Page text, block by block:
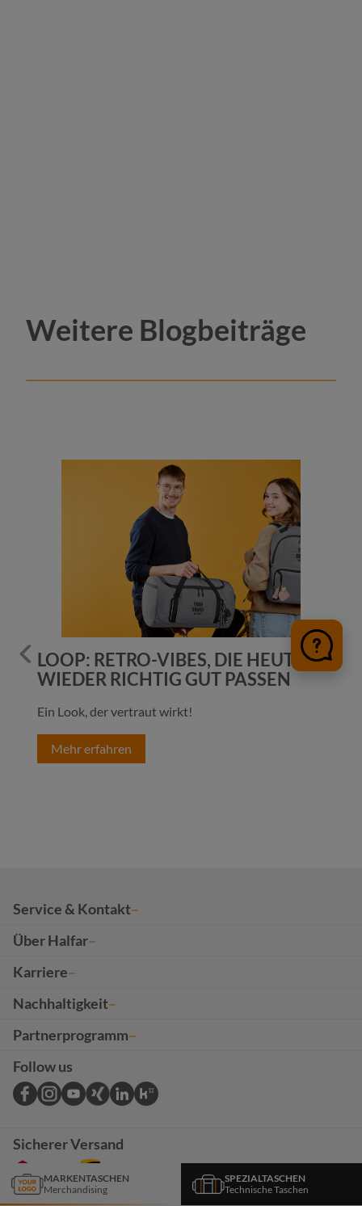
MARKENTASCHEN
Merchandising
SPEZIALTASCHEN
Technische Taschen
Weitere Blogbeiträge
LOOP: RETRO-VIBES, DIE HEUTE
WIEDER RICHTIG GUT PASSEN
Ein Look, der vertraut wirkt!
Mehr erfahren
Service & Kontakt
Über Halfar
Karriere
Nachhaltigkeit
Partnerprogramm
Follow us
Sicherer Versand